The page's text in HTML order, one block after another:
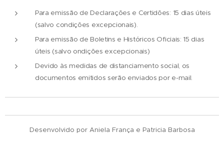
Para emissão de Declarações e Certidões: 15 dias úteis
(salvo condições excepcionais).
Para emissão de Boletins e Históricos Oficiais: 15 dias
úteis (salvo ondições excepcionais)
Devido às medidas de distanciamento social, os
documentos emitidos serão enviados por e-mail.
Desenvolvido por Aniela França e Patricia Barbosa